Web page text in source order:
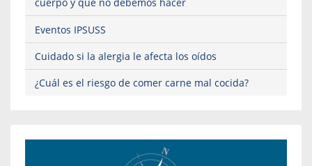
Eventos IPSUSS
Cuidado si la alergia le afecta los oídos
¿Cuál es el riesgo de comer carne mal cocida?